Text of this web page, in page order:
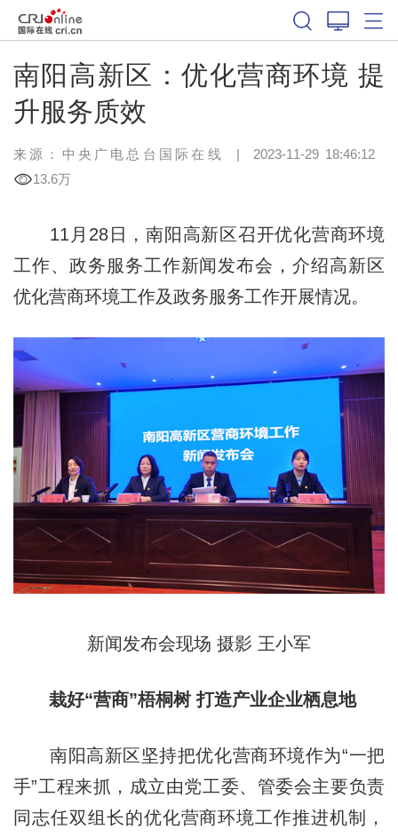
南阳高新区：优化营商环境 提
升服务质效
来源：中央广电总台国际在线 | 2023-11-29 18:46:12
13.6万
11月28日，南阳高新区召开优化营商环境
工作、政务服务工作新闻发布会，介绍高新区
优化营商环境工作及政务服务工作开展情况。
新闻发布会现场 摄影 王小军
栽好“营商”梧桐树 打造产业企业栖息地
南阳高新区坚持把优化营商环境作为“一把
手”工程来抓，成立由党工委、管委会主要负责
同志任双组长的优化营商环境工作推进机制，